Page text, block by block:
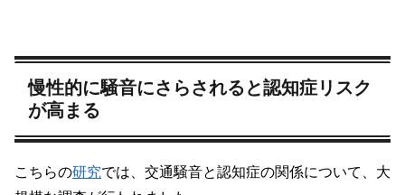
慢性的に騒音にさらされると認知症リスク
が高まる
こちらの研究では、交通騒音と認知症の関係について、大